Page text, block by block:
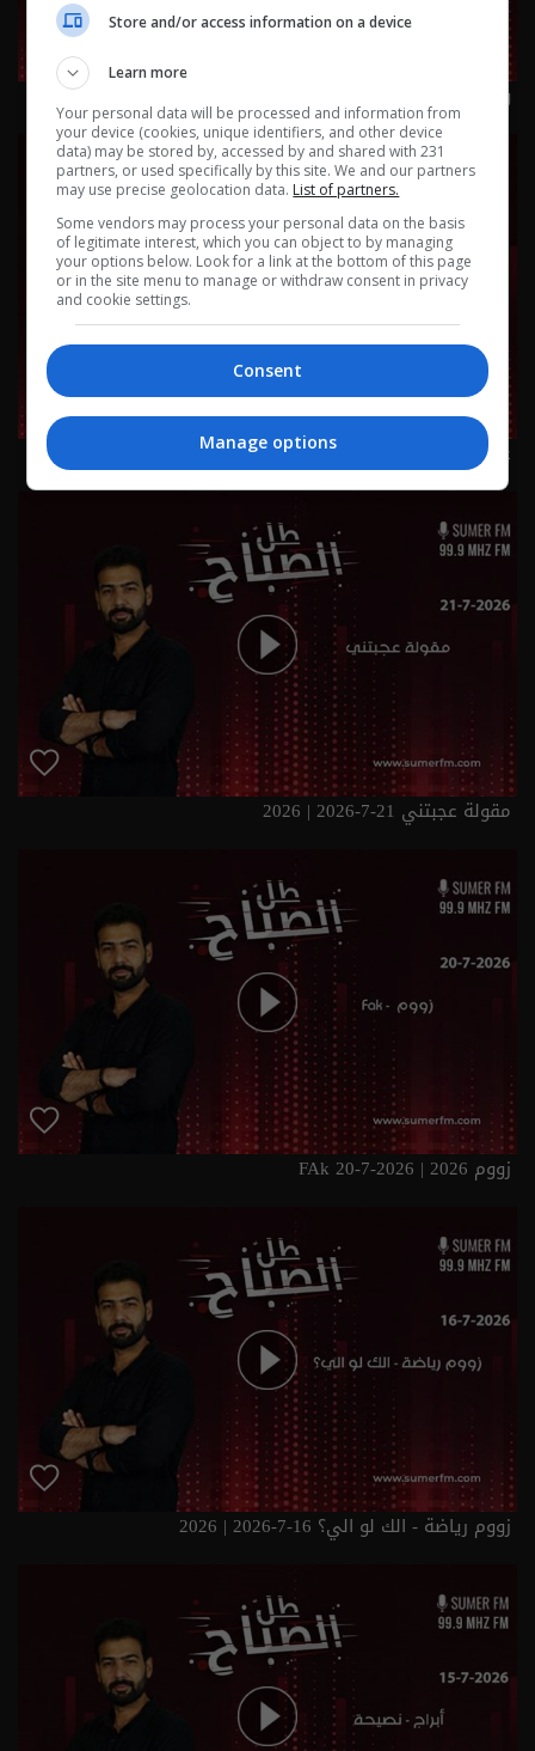
ورقة بيضاء 23-7-2026 | 2026
عل ماشي - شنو الي يضوجك؟ 22-7-2026 | 2026
مقولة عجبتني 21-7-2026 | 2026
زووم FAk 20-7-2026 | 2026
زووم رياضة - الك لو الي؟ 16-7-2026 | 2026
Store and/or access information on a device
Learn more
Your personal data will be processed and information from
your device (cookies, unique identifiers, and other device
data) may be stored by, accessed by and shared with 231
partners, or used specifically by this site. We and our partners
may use precise geolocation data. List of partners.
Some vendors may process your personal data on the basis
of legitimate interest, which you can object to by managing
your options below. Look for a link at the bottom of this page
or in the site menu to manage or withdraw consent in privacy
and cookie settings.
Consent
Manage options